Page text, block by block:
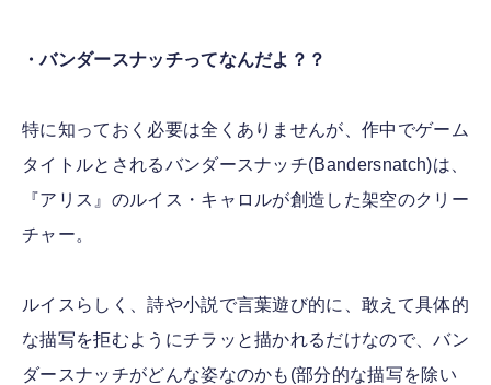
・バンダースナッチってなんだよ？？
特に知っておく必要は全くありませんが、作中でゲーム
タイトルとされるバンダースナッチ(Bandersnatch)は、
『アリス』のルイス・キャロルが創造した架空のクリー
チャー。
ルイスらしく、詩や小説で言葉遊び的に、敢えて具体的
な描写を拒むようにチラッと描かれるだけなので、バン
ダースナッチがどんな姿なのかも(部分的な描写を除い